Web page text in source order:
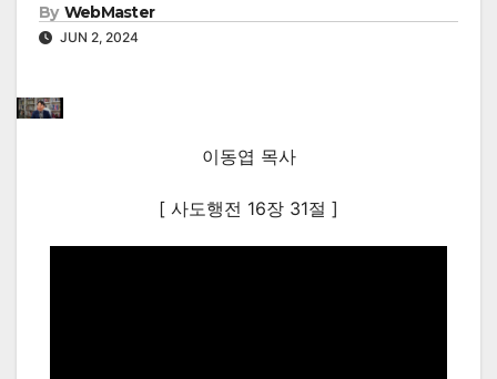
By WebMaster
JUN 2, 2024
이동엽 목사
[ 사도행전 16장 31절 ]